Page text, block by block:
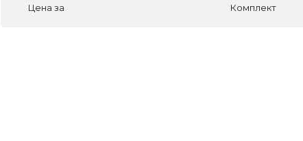
Цена за Комплект